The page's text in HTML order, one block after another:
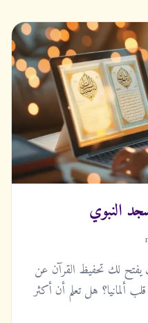
النبوي
يفتح لك تحفيظ القرآن عن
ألمانيا؟ هل تعلم أن أكثر